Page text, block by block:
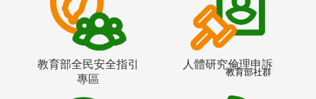
教育部全民安全指引
專區
人體研究倫理申訴
教育部社群